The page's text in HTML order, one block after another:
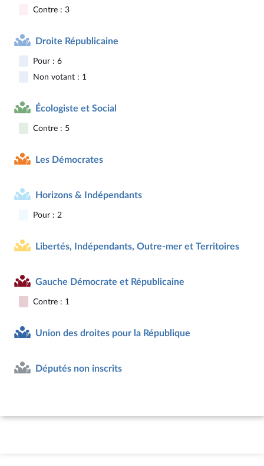
Contre : 3
Droite Républicaine
Pour : 6
Non votant : 1
Écologiste et Social
Contre : 5
Les Démocrates
Horizons & Indépendants
Pour : 2
Libertés, Indépendants, Outre-mer et Territoires
Gauche Démocrate et Républicaine
Contre : 1
Union des droites pour la République
Députés non inscrits